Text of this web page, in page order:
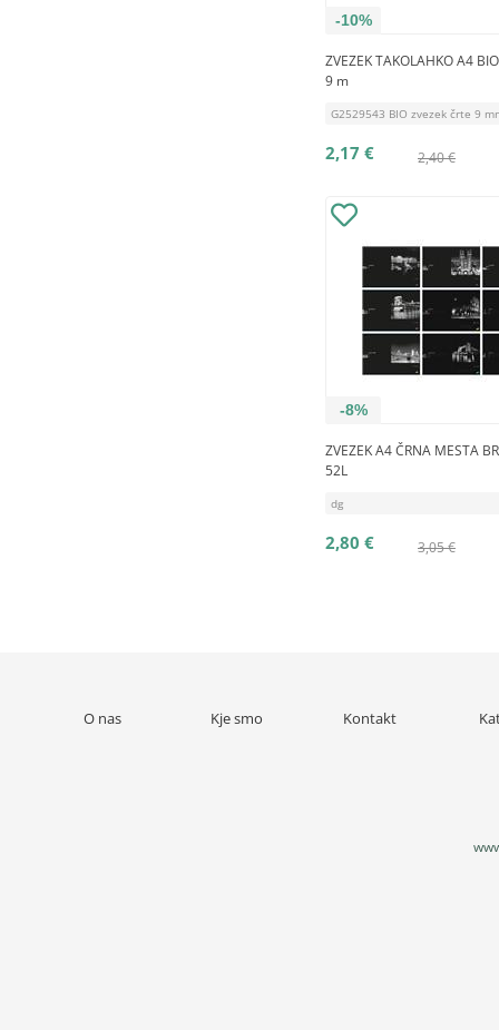
-10%
ZVEZEK TAKOLAHKO A4
9 m
G2529543 BIO zvezek črte 9
2,40 €
2,17 €
-8%
ZVEZEK A4 ČRNA MESTA
52L
dg
3,05 €
2,80 €
O nas Kje smo Kontakt